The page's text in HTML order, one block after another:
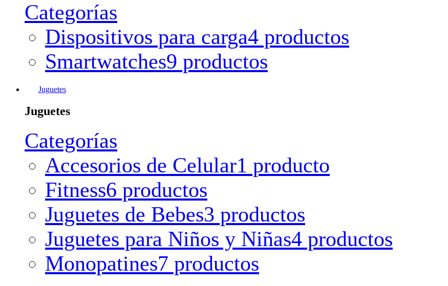
Categorías
Dispositivos para carga4 productos
Smartwatches9 productos
Juguetes
Juguetes
Categorías
Accesorios de Celular1 producto
Fitness6 productos
Juguetes de Bebes3 productos
Juguetes para Niños y Niñas4 productos
Monopatines7 productos